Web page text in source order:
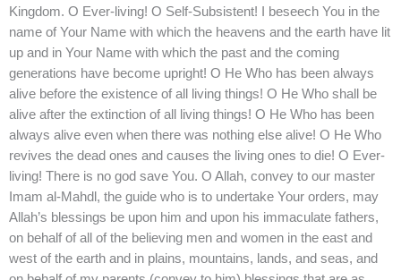
Kingdom. O Ever-living! O Self-Subsistent! I beseech You in the
name of Your Name with which the heavens and the earth have lit
up and in Your Name with which the past and the coming
generations have become upright! O He Who has been always
alive before the existence of all living things! O He Who shall be
alive after the extinction of all living things! O He Who has been
always alive even when there was nothing else alive! O He Who
revives the dead ones and causes the living ones to die! O Ever-
living! There is no god save You. O Allah, convey to our master
Imam al-Mahdl, the guide who is to undertake Your orders, may
Allah’s blessings be upon him and upon his immaculate fathers,
on behalf of all of the believing men and women in the east and
west of the earth and in plains, mountains, lands, and seas, and